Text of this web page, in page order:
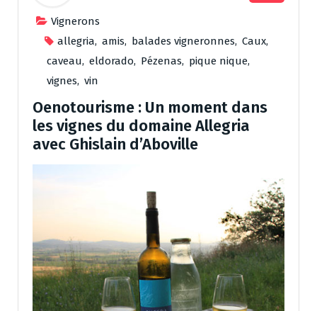
Vignerons
allegria, amis, balades vigneronnes, Caux,
caveau, eldorado, Pézenas, pique nique,
vignes, vin
Oenotourisme : Un moment dans
les vignes du domaine Allegria
avec Ghislain d’Aboville